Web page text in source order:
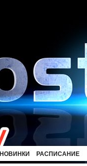
НОВИНКИ РАСПИСАНИЕ